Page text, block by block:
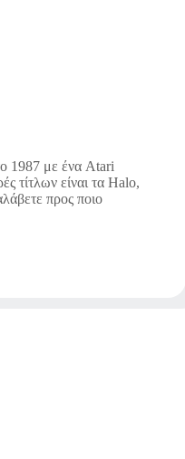
1987 με ένα Atari
τίτλων είναι τα Halo,
προς ποιο